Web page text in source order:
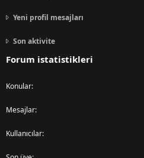
Yeni profil mesajları
Son aktivite
Forum istatistikleri
Konular
Mesajlar
Kullanıcılar